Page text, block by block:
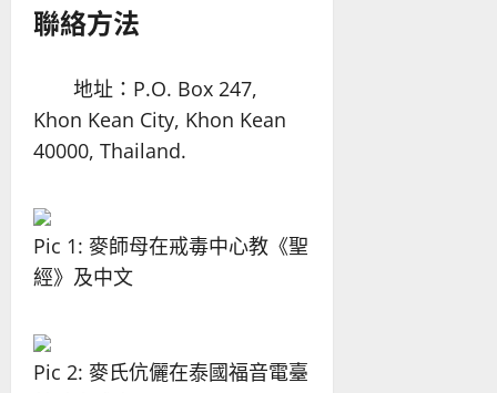
聯絡方法
地址：P.O. Box 247,
Khon Kean City, Khon Kean
40000, Thailand.
Pic 1: 麥師母在戒毒中心教《聖
經》及中文
Pic 2: 麥氏伉儷在泰國福音電臺